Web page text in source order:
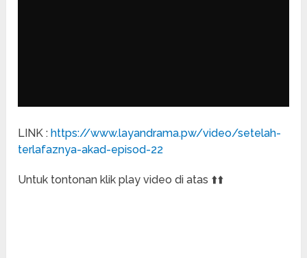
LINK : https://www.layandrama.pw/video/setelah-
terlafaznya-akad-episod-22
Untuk tontonan klik play video di atas ⬆️⬆️